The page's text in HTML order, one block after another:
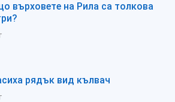
върховете на Рила са толкова
рядък вид кълвач